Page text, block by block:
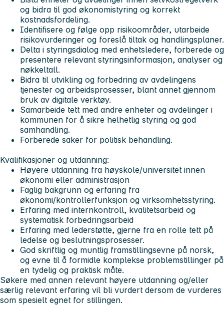
og bidra til god økonomistyring og korrekt
kostnadsfordeling.
Identifisere og følge opp risikoområder, utarbeide
risikovurderinger og foreslå tiltak og handlingsplaner.
Delta i styringsdialog med enhetsledere, forberede og
presentere relevant styringsinformasjon, analyser og
nøkkeltall.
Bidra til utvikling og forbedring av avdelingens
tjenester og arbeidsprosesser, blant annet gjennom
bruk av digitale verktøy.
Samarbeide tett med andre enheter og avdelinger i
kommunen for å sikre helhetlig styring og god
samhandling.
Forberede saker for politisk behandling.
Kvalifikasjoner og utdanning:
Høyere utdanning fra høyskole/universitet innen
økonomi eller administrasjon
Faglig bakgrunn og erfaring fra
økonomi/kontrollerfunksjon og virksomhetsstyring.
Erfaring med internkontroll, kvalitetsarbeid og
systematisk forbedringsarbeid
Erfaring med lederstøtte, gjerne fra en rolle tett på
ledelse og beslutningsprosesser.
God skriftlig og muntlig framstillingsevne på norsk,
og evne til å formidle komplekse problemstillinger på
en tydelig og praktisk måte.
Søkere med annen relevant høyere utdanning og/eller
særlig relevant erfaring vil bli vurdert dersom de vurderes
som spesielt egnet for stillingen.